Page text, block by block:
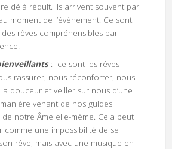
déjà réduit. Ils arrivent souvent par
moment de l’évènement. Ce sont
rêves compréhensibles par
: ce sont les rêves
rassurer, nous réconforter, nous
douceur et veiller sur nous d’une
venant de nos guides
notre Âme elle-même. Cela peut
comme une impossibilité de se
rêve, mais avec une musique en